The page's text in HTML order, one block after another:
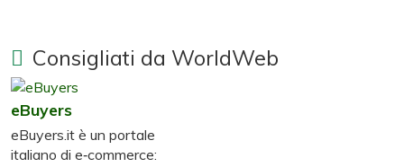
Consigliati da WorldWeb
eBuyers
eBuyers.it è un portale
italiano di e‑commerce: